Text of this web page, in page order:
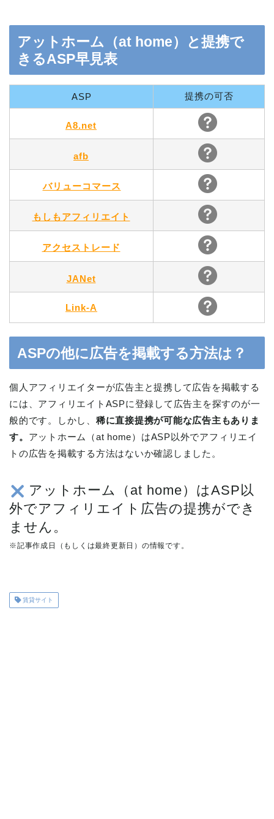
アットホーム（at home）と提携で
きるASP早見表
ASP 提携の可否
A8.net
afb
バリューコマース
もしもアフィリエイト
アクセストレード
JANet
Link-A
ASPの他に広告を掲載する方法は？
個人アフィリエイターが広告主と提携して広告を掲載する
には、アフィリエイトASPに登録して広告主を探すのが一
般的です。しかし、 稀に直接提携が可能な広告主もありま
す。 アットホーム（at home）はASP以外でアフィリエイ
トの広告を掲載する方法はないか確認しました。
アットホーム（at home）はASP以
外でアフィリエイト広告の提携ができ
ません。
※記事作成日（もしくは最終更新日）の情報です。
賃貸サイト